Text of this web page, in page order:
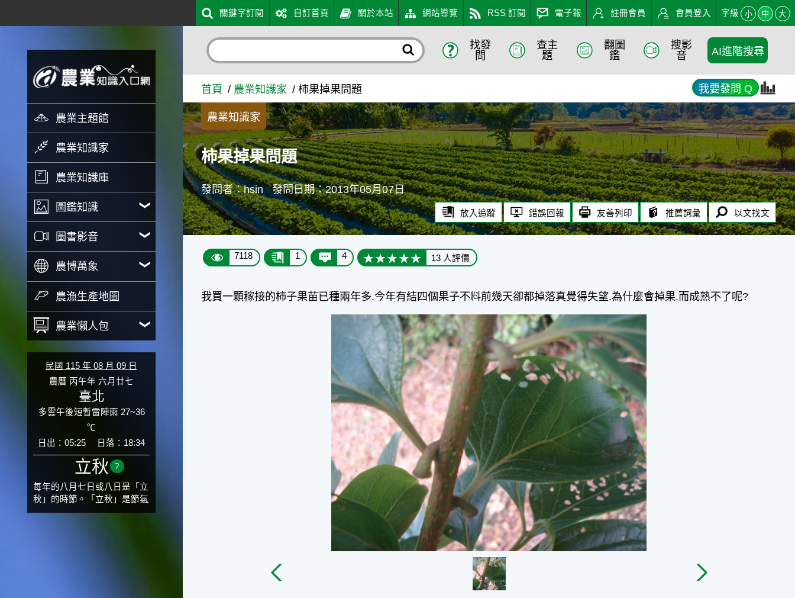
柿果掉果問題 - 農業知識入口網
農業主題館
農業知識家
農業知識庫
圖鑑知識
圖書影音
農博萬象
農漁生產地圖
農業懶人包
民國 115 年 08 月 09 日
農曆 丙午年 六月廿七
臺北
多雲午後短暫雷陣雨 27~36
℃
日出：05:25
日落：18:34
立秋 ?
每年的八月七日或八日是「立
秋」的時節。「立秋」是節氣
邁入秋涼的先聲，表示酷熱難
關鍵字訂閱 自訂首頁 關於本站 網站導覽 RSS 訂閱 電子報 註冊會員 會員登入 字級 小 中 大
找發
問
查主
題
翻圖
鑑
搜影
音
AI進階搜尋
首頁 農業知識家 柿果掉果問題 我要發問 Q
農業知識家
柿果掉果問題
發問者：hsin 發問日期：2013年05月07日
放入追蹤 錯誤回報 友善列印 推薦詞彙 以文找文
7118 1 4 13 人評價
我買一顆稼接的柿子果苗已種兩年多.今年有結四個果子不料前幾天卻都掉落真覺得失望.為什麼會掉果.而成熟不了呢?